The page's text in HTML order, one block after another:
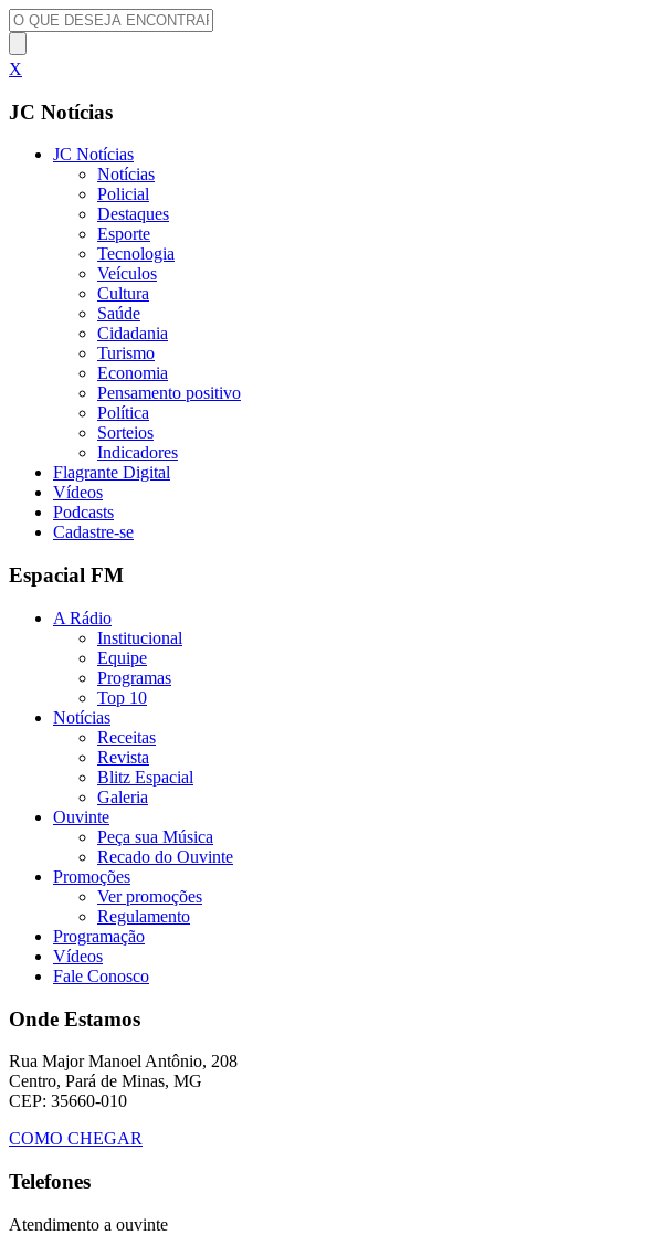
X
JC Notícias
JC Notícias
Notícias
Policial
Destaques
Esporte
Tecnologia
Veículos
Cultura
Saúde
Cidadania
Turismo
Economia
Pensamento positivo
Política
Sorteios
Indicadores
Flagrante Digital
Vídeos
Podcasts
Cadastre-se
Espacial FM
A Rádio
Institucional
Equipe
Programas
Top 10
Notícias
Receitas
Revista
Blitz Espacial
Galeria
Ouvinte
Peça sua Música
Recado do Ouvinte
Promoções
Ver promoções
Regulamento
Programação
Vídeos
Fale Conosco
Onde Estamos
Rua Major Manoel Antônio, 208
Centro, Pará de Minas, MG
CEP: 35660-010
COMO CHEGAR
Telefones
Atendimento a ouvinte